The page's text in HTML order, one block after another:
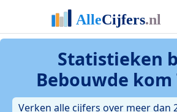
Statistieken
Bebouwde
Verken alle cijfers over meer dan